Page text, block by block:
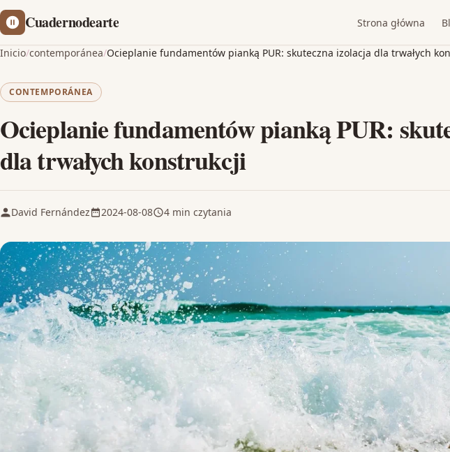
Cuadernodearte Strona główna
Inicio/contemporánea/Ocieplanie fundamentów pianką PUR: skuteczna izolacja dla trwałych
CONTEMPORÁNEA
Ocieplanie fundamentów pianką PUR:
dla trwałych konstrukcji
David Fernández 2024-08-08 4 min czytania